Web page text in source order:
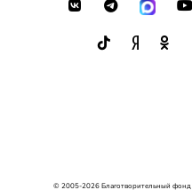
© 2005-2026 Благотворительный фонд